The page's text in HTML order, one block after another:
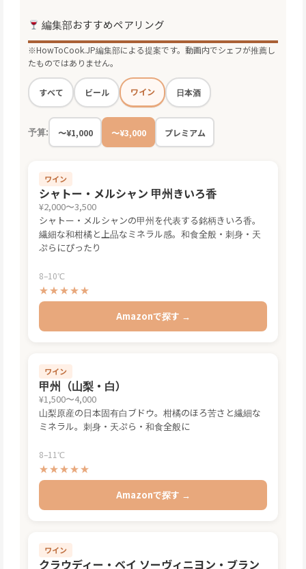
編集部おすすめペアリング
※HowToCook.JP編集部による提案です。動画内でシェフが推薦し
たものではありません。
すべて ビール ワイン 日本酒
予算: 〜¥1,000 〜¥3,000 プレミアム
ワイン
シャトー・メルシャン 甲州きいろ香
¥2,000〜3,500
シャトー・メルシャンの甲州を代表する銘柄きいろ香。
繊細な和柑橘と上品なミネラル感。和食全般・刺身・天
ぷらにぴったり
8–10℃
★★★★★
Amazonで探す →
ワイン
甲州（山梨・白）
¥1,500〜4,000
山梨原産の日本固有白ブドウ。柑橘のほろ苦さと繊細な
ミネラル。刺身・天ぷら・和食全般に
8–11℃
★★★★★
Amazonで探す →
ワイン
クラウディー・ベイ ソーヴィニヨン・ブラン